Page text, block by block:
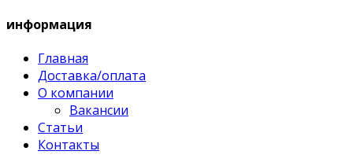
информация
Главная
Доставка/оплата
О компании
Вакансии
Статьи
Контакты